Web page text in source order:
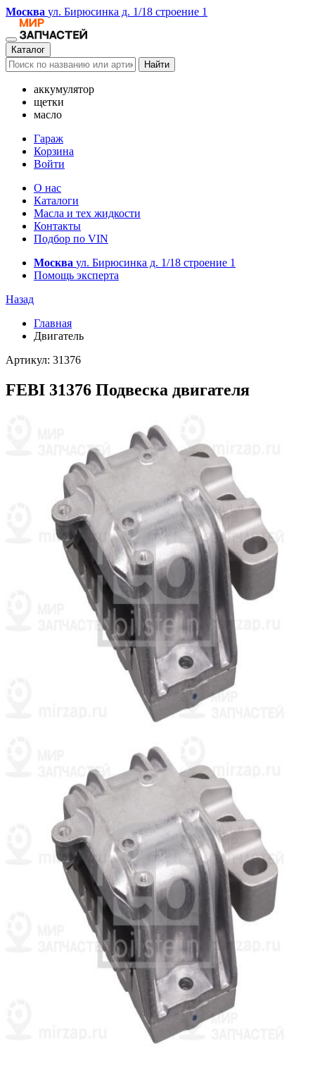
Москва ул. Бирюсинка д. 1/18 строение 1
Каталог
Найти
аккумулятор
щетки
масло
Гараж
Корзина
Войти
О нас
Каталоги
Масла и тех жидкости
Контакты
Подбор по VIN
Москва ул. Бирюсинка д. 1/18 строение 1
Помощь эксперта
Назад
Главная
Двигатель
Артикул: 31376
FEBI 31376 Подвеска двигателя